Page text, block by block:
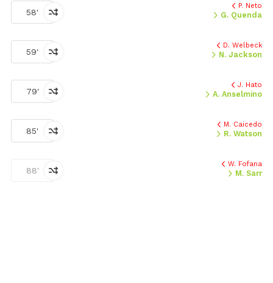
58'
P. Neto
G. Quenda
59'
D. Welbeck
N. Jackson
79'
J. Hato
A. Anselmino
85'
M. Caicedo
R. Watson
88'
W. Fofana
M. Sarr